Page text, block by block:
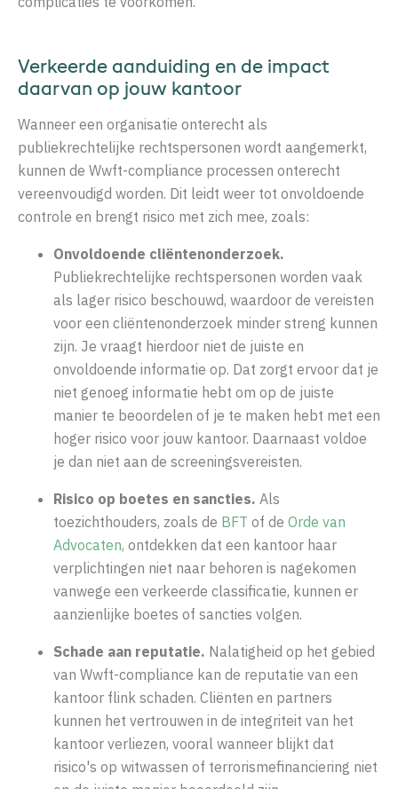
Verkeerde aanduiding en de impact
daarvan op jouw kantoor
Wanneer een organisatie onterecht als
publiekrechtelijke rechtspersonen wordt aangemerkt,
kunnen de Wwft-compliance processen onterecht
vereenvoudigd worden. Dit leidt weer tot onvoldoende
controle en brengt risico met zich mee, zoals:
Onvoldoende cliëntenonderzoek.
Publiekrechtelijke rechtspersonen worden vaak
als lager risico beschouwd, waardoor de vereisten
voor een cliëntenonderzoek minder streng kunnen
zijn. Je vraagt hierdoor niet de juiste en
onvoldoende informatie op. Dat zorgt ervoor dat je
niet genoeg informatie hebt om op de juiste
manier te beoordelen of je te maken hebt met een
hoger risico voor jouw kantoor. Daarnaast voldoe
je dan niet aan de screeningsvereisten.
Risico op boetes en sancties. Als
toezichthouders, zoals de BFT of de Orde van
Advocaten, ontdekken dat een kantoor haar
verplichtingen niet naar behoren is nagekomen
vanwege een verkeerde classificatie, kunnen er
aanzienlijke boetes of sancties volgen.
Schade aan reputatie. Nalatigheid op het gebied
van Wwft-compliance kan de reputatie van een
kantoor flink schaden. Cliënten en partners
kunnen het vertrouwen in de integriteit van het
kantoor verliezen, vooral wanneer blijkt dat
risico's op witwassen of terrorismefinanciering niet